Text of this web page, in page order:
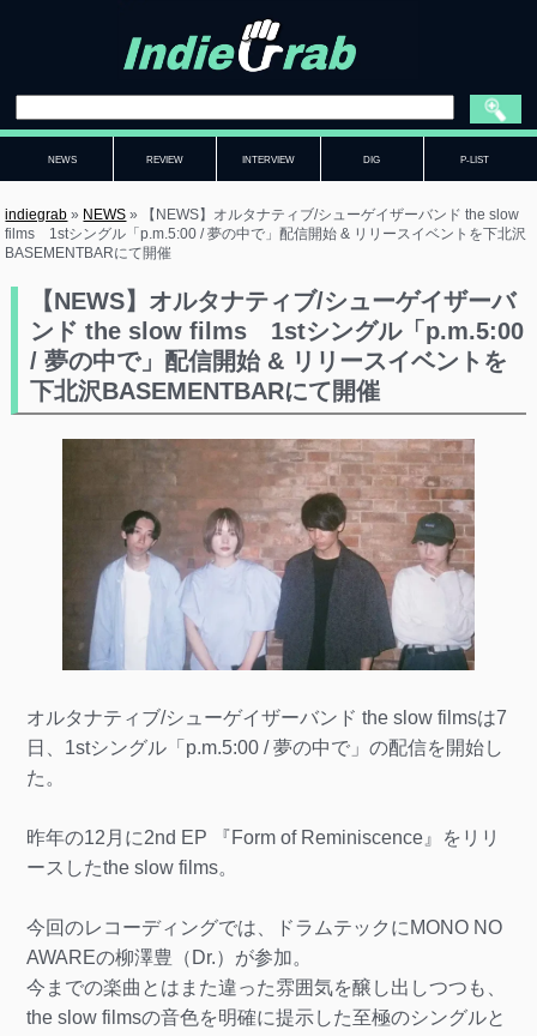
NEWS REVIEW INTERVIEW DIG P-LIST
indiegrab » NEWS »
【NEWS】オルタナティブ/シューゲイザーバンド the slow
films 1stシングル「p.m.5:00 / 夢の中で」配信開始 & リリースイベントを下北沢
BASEMENTBARにて開催
【NEWS】オルタナティブ/シューゲイザーバ
ンド the slow films 1stシングル「p.m.5:00
/ 夢の中で」配信開始 & リリースイベントを
下北沢BASEMENTBARにて開催
オルタナティブ/シューゲイザーバンド the slow filmsは7
日、1stシングル「p.m.5:00 / 夢の中で」の配信を開始し
た。
昨年の12月に2nd EP 『Form of Reminiscence』をリリ
ースしたthe slow films。
今回のレコーディングでは、ドラムテックにMONO NO
AWAREの柳澤豊（Dr.）が参加。
今までの楽曲とはまた違った雰囲気を醸し出しつつも、
the slow filmsの音色を明確に提示した至極のシングルと